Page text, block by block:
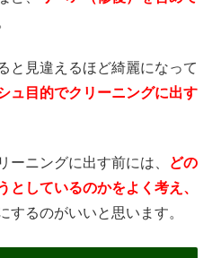
と見違えるほど綺麗になって
ュ目的でクリーニングに出す
ーニングに出す前には、
どの
としているのかをよく考え、
するのがいいと思います。